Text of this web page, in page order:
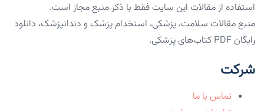
استفاده از مقالات این سایت فقط با ذکر منبع مجاز است.
منبع مقالات سلامت، پزشکی، استخدام پزشک و دندانپزشک، دانلود
رایگان PDF کتاب‌های پزشکی.
شرکت
تماس با ما